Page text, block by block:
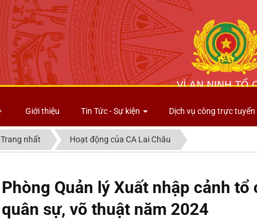
Giới thiệu
Tin Tức - Sự kiện Dịch vụ công trực tuyến
Trang nhất Hoạt động của CA Lai Châu
Phòng Quản lý Xuất nhập cảnh
quân sự, võ thuật năm 2024